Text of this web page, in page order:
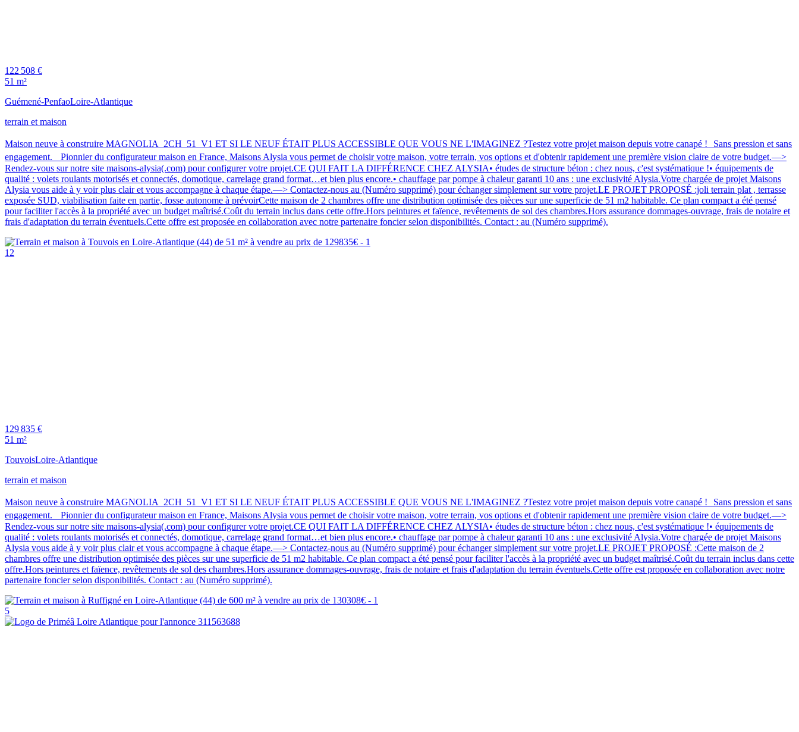
122 508 €
51 m²
Guémené-PenfaoLoire-Atlantique
terrain et maison
Maison neuve à construire MAGNOLIA_2CH_51_V1 ET SI LE NEUF ÉTAIT PLUS ACCESSIBLE QUE VOUS NE L'IMAGINEZ ?Testez votre projet maison depuis votre canapé ! Sans pression et sans
engagement. Pionnier du configurateur maison en France, Maisons Alysia vous permet de choisir votre maison, votre terrain, vos options et d'obtenir rapidement une première vision claire de votre budget.—>
Rendez-vous sur notre site maisons-alysia(.com) pour configurer votre projet.CE QUI FAIT LA DIFFÉRENCE CHEZ ALYSIA• études de structure béton : chez nous, c'est systématique !• équipements de
qualité : volets roulants motorisés et connectés, domotique, carrelage grand format…et bien plus encore.• chauffage par pompe à chaleur garanti 10 ans : une exclusivité Alysia.Votre chargée de projet Maisons
Alysia vous aide à y voir plus clair et vous accompagne à chaque étape.—> Contactez-nous au (Numéro supprimé) pour échanger simplement sur votre projet.LE PROJET PROPOSÉ :joli terrain plat , terrasse
exposée SUD, viabilisation faite en partie, fosse autonome à prévoirCette maison de 2 chambres offre une distribution optimisée des pièces sur une superficie de 51 m2 habitable. Ce plan compact a été pensé
pour faciliter l'accès à la propriété avec un budget maîtrisé.Coût du terrain inclus dans cette offre.Hors peintures et faïence, revêtements de sol des chambres.Hors assurance dommages-ouvrage, frais de notaire et
frais d'adaptation du terrain éventuels.Cette offre est proposée en collaboration avec notre partenaire foncier selon disponibilités. Contact : au (Numéro supprimé).
12
129 835 €
51 m²
TouvoisLoire-Atlantique
terrain et maison
Maison neuve à construire MAGNOLIA_2CH_51_V1 ET SI LE NEUF ÉTAIT PLUS ACCESSIBLE QUE VOUS NE L'IMAGINEZ ?Testez votre projet maison depuis votre canapé ! Sans pression et sans
engagement. Pionnier du configurateur maison en France, Maisons Alysia vous permet de choisir votre maison, votre terrain, vos options et d'obtenir rapidement une première vision claire de votre budget.—>
Rendez-vous sur notre site maisons-alysia(.com) pour configurer votre projet.CE QUI FAIT LA DIFFÉRENCE CHEZ ALYSIA• études de structure béton : chez nous, c'est systématique !• équipements de
qualité : volets roulants motorisés et connectés, domotique, carrelage grand format…et bien plus encore.• chauffage par pompe à chaleur garanti 10 ans : une exclusivité Alysia.Votre chargée de projet Maisons
Alysia vous aide à y voir plus clair et vous accompagne à chaque étape.—> Contactez-nous au (Numéro supprimé) pour échanger simplement sur votre projet.LE PROJET PROPOSÉ :Cette maison de 2
chambres offre une distribution optimisée des pièces sur une superficie de 51 m2 habitable. Ce plan compact a été pensé pour faciliter l'accès à la propriété avec un budget maîtrisé.Coût du terrain inclus dans cette
offre.Hors peintures et faïence, revêtements de sol des chambres.Hors assurance dommages-ouvrage, frais de notaire et frais d'adaptation du terrain éventuels.Cette offre est proposée en collaboration avec notre
partenaire foncier selon disponibilités. Contact : au (Numéro supprimé).
5